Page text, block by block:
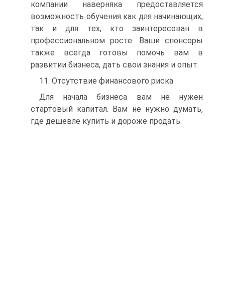
компании наверняка предоставляется
возможность обучения как для начинающих,
так и для тех, кто заинтересован в
профессиональном росте. Ваши спонсоры
также всегда готовы помочь вам в
развитии бизнеса, дать свои знания и опыт.
11. Отсутствие финансового риска
Для начала бизнеса вам не нужен
стартовый капитал. Вам не нужно думать,
где дешевле купить и дороже продать.